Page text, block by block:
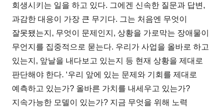
회생시키는 일을 하고 있다. 그에겐 신속한 질문과 답변,
과감한 대응이 가장 큰 무기다. 그는 처음엔 무엇이
잘못됐는지, 무엇이 문제인지, 상황을 가로막는 장애물이
무언지를 집중적으로 묻는다. 우리가 사업을 올바로 하고
있는지, 앞날을 내다보고 있는지 등 현재 상황을 제대로
판단해야 한다. ‘우리 앞에 있는 문제와 기회를 제대로
예측하고 있는가? 올바른 가치를 내세우고 있는가?
지속가능한 모델이 있는가? 지금 무엇을 위해 노력